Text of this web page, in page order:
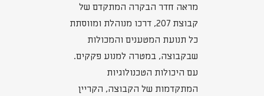
מראה חדר הבקרה המתקדם של
קבוצת 207, דרכו מנוהלת ומווסתת
כל תנועת המטענים והמכולות
שבקבוצה, במטרה למנוע פקקים.
עם היכולות הטכנולוגיות
המתקדמות של הקבוצה, הקריין